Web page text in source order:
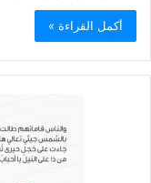
أكمل القراءة »